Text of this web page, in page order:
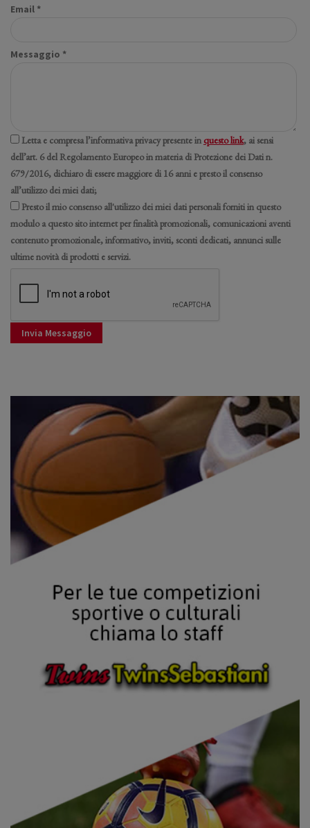
Email *
Messaggio *
Letta e compresa l’informativa privacy presente in questo link, ai sensi
dell’art. 6 del Regolamento Europeo in materia di Protezione dei Dati n.
679/2016, dichiaro di essere maggiore di 16 anni e presto il consenso
all’utilizzo dei miei dati;
Presto il mio consenso all'utilizzo dei miei dati personali forniti in questo
modulo a questo sito internet per finalità promozionali, comunicazioni aventi
contenuto promozionale, informativo, inviti, sconti dedicati, annunci sulle
ultime novità di prodotti e servizi.
Invia Messaggio